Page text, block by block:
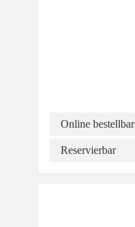
Online bestellbar
Reservierbar